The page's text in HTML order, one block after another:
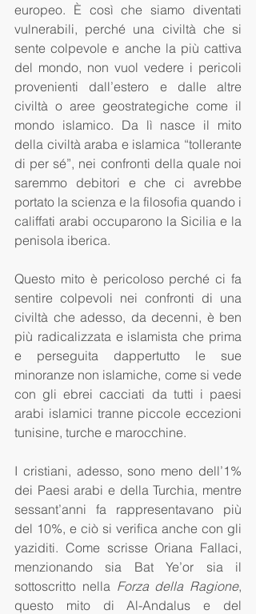
europeo. È così che siamo diventati
vulnerabili, perché una civiltà che si
sente colpevole e anche la più cattiva
del mondo, non vuol vedere i pericoli
provenienti dall’estero e dalle altre
civiltà o aree geostrategiche come il
mondo islamico. Da lì nasce il mito
della civiltà araba e islamica “tollerante
di per sé”, nei confronti della quale noi
saremmo debitori e che ci avrebbe
portato la scienza e la filosofia quando i
califfati arabi occuparono la Sicilia e la
penisola iberica.
Questo mito è pericoloso perché ci fa
sentire colpevoli nei confronti di una
civiltà che adesso, da decenni, è ben
più radicalizzata e islamista che prima
e perseguita dappertutto le sue
minoranze non islamiche, come si vede
con gli ebrei cacciati da tutti i paesi
arabi islamici tranne piccole eccezioni
tunisine, turche e marocchine.
I cristiani, adesso, sono meno dell’1%
dei Paesi arabi e della Turchia, mentre
sessant’anni fa rappresentavano più
del 10%, e ciò si verifica anche con gli
yaziditi. Come scrisse Oriana Fallaci,
menzionando sia Bat Ye’or sia il
sottoscritto nella Forza della Ragione,
questo mito di Al-Andalus e del